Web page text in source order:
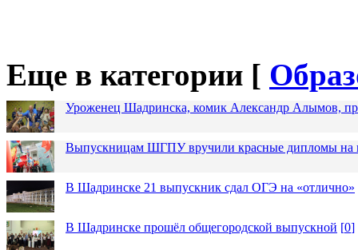
Еще в категории [
Уроженец Шадринска, комик Александр Алымов,
Выпускницам ШГПУ вручили красные дипломы на
В Шадринске 21 выпускник сдал ОГЭ на «отлично»
В Шадринске прошёл общегородской выпускной [0]